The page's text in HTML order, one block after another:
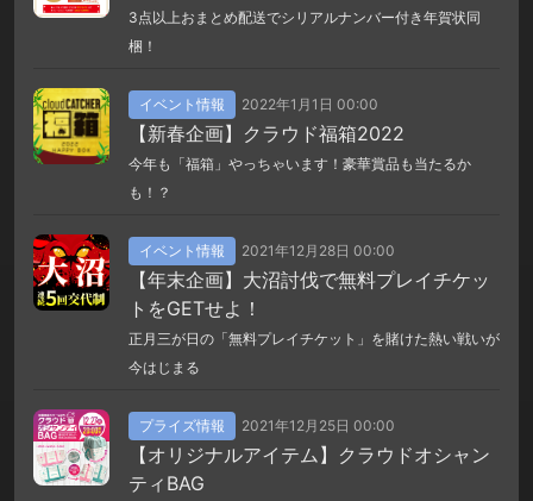
3点以上おまとめ配送でシリアルナンバー付き年賀状同
梱！
イベント情報 2022年1月1日 00:00
【新春企画】クラウド福箱2022
今年も「福箱」やっちゃいます！豪華賞品も当たるか
も！？
イベント情報 2021年12月28日 00:00
【年末企画】大沼討伐で無料プレイチケッ
トをGETせよ！
正月三が日の「無料プレイチケット」を賭けた熱い戦いが
今はじまる
プライズ情報 2021年12月25日 00:00
【オリジナルアイテム】クラウドオシャン
ティBAG